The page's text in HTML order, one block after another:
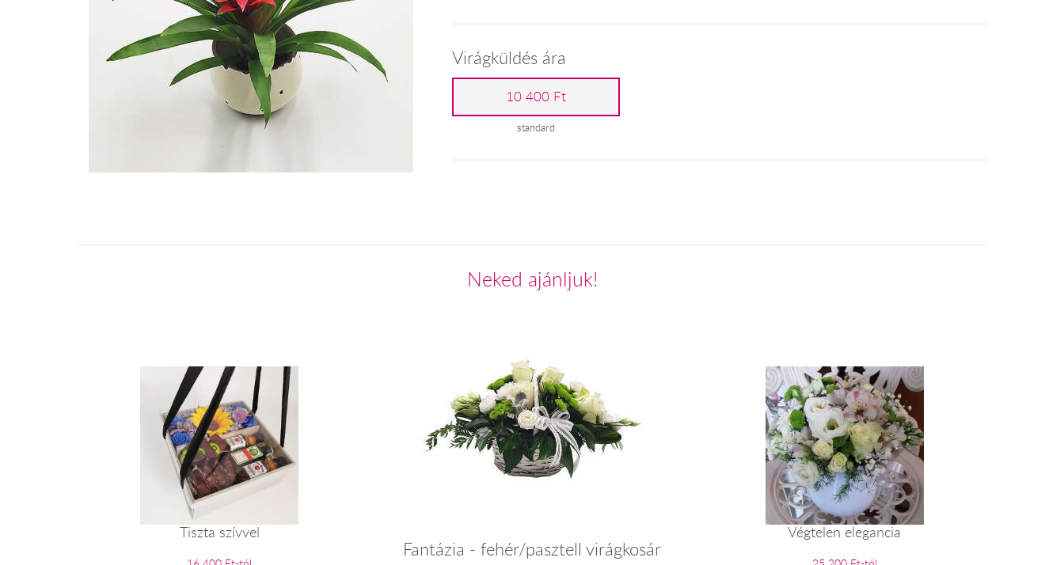
Virágküldés ára
10 400 Ft
standard
Neked ajánljuk!
Tiszta szívvel
Fantázia - fehér/pasztell virágkosár
Végtelen elegancia